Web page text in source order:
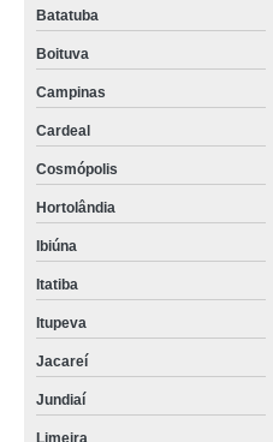
Batatuba
Boituva
Campinas
Cardeal
Cosmópolis
Hortolândia
Ibiúna
Itatiba
Itupeva
Jacareí
Jundiaí
Limeira